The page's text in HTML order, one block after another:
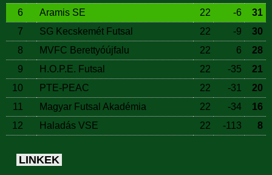
6
Aramis SE 22 -6
31
7
SG Kecskemét Futsal 22 -9
30
8
MVFC Berettyóújfalu 22 6
28
9
H.O.P.E. Futsal 22 -35
21
10
PTE-PEAC 22 -31
20
11
Magyar Futsal Akadémia 22 -34
16
12
Haladás VSE 22 -113 8
LINKEK